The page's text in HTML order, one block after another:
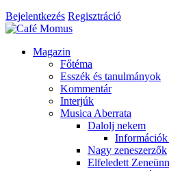
Bejelentkezés Regisztráció
Magazin
Főtéma
Esszék és tanulmányok
Kommentár
Interjúk
Musica Aberrata
Dalolj nekem
Információk
Nagy zeneszerzők
Elfeledett